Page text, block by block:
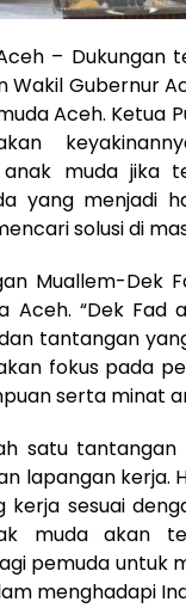
Aceh –
Wakil Gubernur
Aceh. Ketua
muda jika
yang menjadi
solusi di
Muallem-Dek
Aceh. “Dek
tantangan
fokus pada
serta minat
satu
lapangan kerja.
sesuai
muda akan
pemuda untuk
menghadapi